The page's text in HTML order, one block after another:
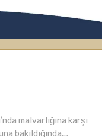
malvarlığına karşı
bakıldığında